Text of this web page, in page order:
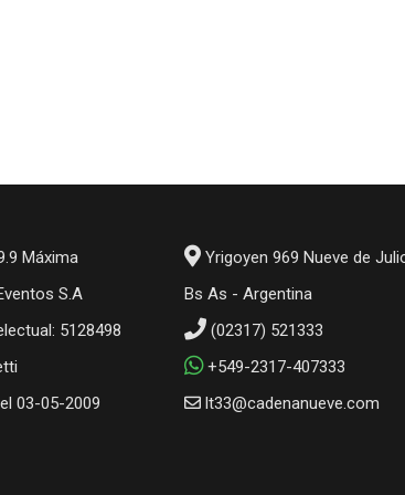
Máxima
S.A
5128498
03-05-2009
Yrigoyen 969 Nueve de
Bs As - Argentina
(02317) 521333
+549-2317-407333
lt33@cadenanueve.com